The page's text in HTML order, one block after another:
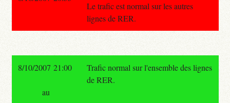
Le trafic est normal sur les autres
lignes de RER.
8/10/2007 21:00
Trafic normal sur l'ensemble des lignes
de RER.
au